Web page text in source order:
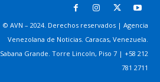
© AVN – 2024. Derechos reservados | Agencia
Venezolana de Noticias. Caracas, Venezuela.
Sabana Grande. Torre Lincoln, Piso 7 | +58 212
781 2711